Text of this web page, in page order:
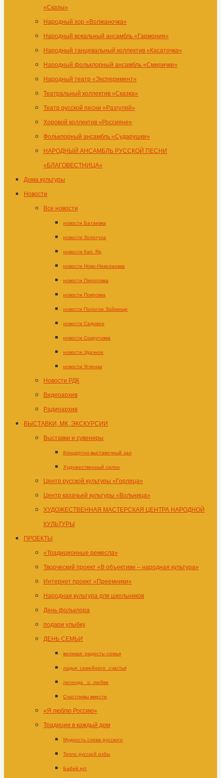
«Сказы»
Народный хор «Волжаночка»
Народный вокальный ансамбль «Гармония»
Народный танцевальный коллектив «Касаточка»
Народный фольклорный ансамбль «Смирички»
Народный театр «Эксперимент»
Театральный коллектив «Сказка»
Театр русской песни «Разгуляй»
Хоровой коллектив «Россияне»
Фольклорный ансамбль «Сударушки»
НАРОДНЫЙ АНСАМБЛЬ РУССКОЙ ПЕСНИ
«БЛАГОВЕСТНИЦА»
Дома культуры
Новости
Все новости
новости Батаевка
новости Золотуха
новости Кап. Яр
новости Ново-Николаевка
новости Пироговка
новости Покровка
новости Пологое Займище
новости Садовое
новости Сокрутовка
новости Удачное
новости Успенка
Новости РДК
Видеоархив
Радиоархив
ВЫСТАВКИ, МК, ЭКСКУРСИИ
Выставки и сувениры
Концертно-выставочный зал
Художественный салон
Центр русской культуры «Горлица»
Центр казачьей культуры «Вольница»
ХУДОЖЕСТВЕННАЯ МАСТЕРСКАЯ ЦЕНТРА НАРОДНОЙ
КУЛЬТУРЫ
ПРОЕКТЫ
«Традиционные ремесла»
Творческий проект «В объективе – народная культура»
Интернет проект «Преемники»
Народная культура для школьников
День фольклора
подари улыбку
ДЕНЬ СЕМЬИ
великая_радость–семья
ладья_семейного_счастья
легенда _о_любви
Счастливы вместе
«Я люблю Россию»
Традиции в каждый дом
Мудрость слова русского
Тепло русской избы
Бабий кут